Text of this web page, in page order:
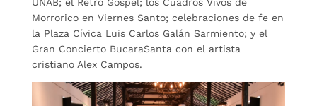
Morrorico en Viernes Santo; celebraciones de fe en
la Plaza Cívica Luis Carlos Galán Sarmiento; y el
Gran Concierto BucaraSanta con el artista
cristiano Alex Campos.